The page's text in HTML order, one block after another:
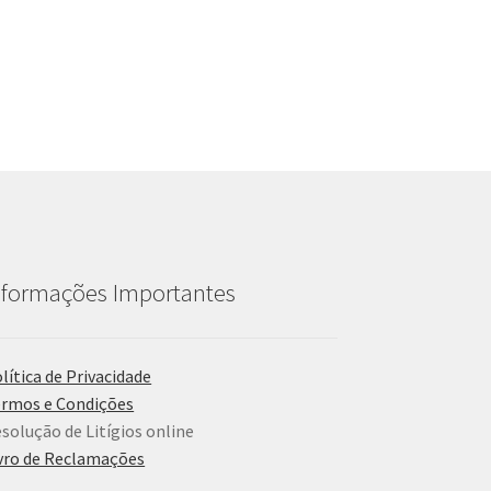
Importantes
de Privacidade
e Condições
de Litígios online
de Reclamações